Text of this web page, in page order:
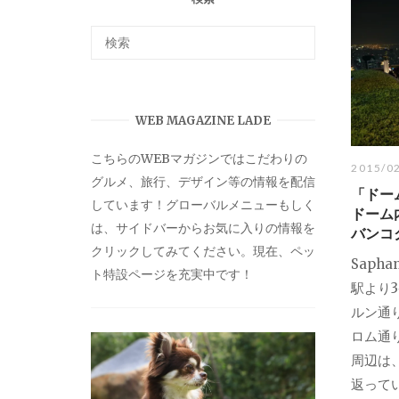
2015/
「ド
ドー
バンコ
駅より
ルン通
ロム通
周辺は
返って
WEB MAGAZINE LADE
こちらのWEBマガジンではこだわりの
グルメ、旅行、デザイン等の情報を配信
しています！グローバルメニューもしく
は、サイドバーからお気に入りの情報を
クリックしてみてください。現在、ペッ
ト特設ページを充実中です！